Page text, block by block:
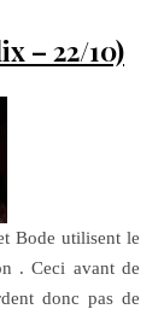
– 22/10)
Bode utilisent le
. Ceci avant de
donc pas de